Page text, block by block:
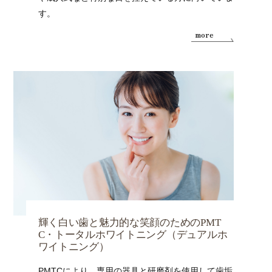
す。
more
輝く白い歯と魅力的な笑顔のためのPMT
C・トータルホワイトニング（デュアルホ
ワイトニング）